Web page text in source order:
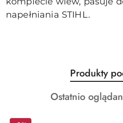
napełniania STIHL.
Pomiń karuzelęProdukty
o
statusie:
Produkty
Produkty
Ostatnio